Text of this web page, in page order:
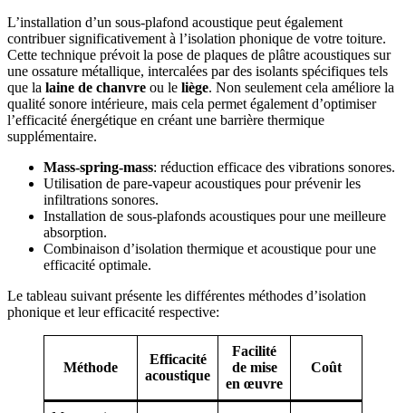
L’installation d’un sous-plafond acoustique peut également
contribuer significativement à l’isolation phonique de votre toiture.
Cette technique prévoit la pose de plaques de plâtre acoustiques sur
une ossature métallique, intercalées par des isolants spécifiques tels
que la laine de chanvre ou le liège. Non seulement cela améliore la
qualité sonore intérieure, mais cela permet également d’optimiser
l’efficacité énergétique en créant une barrière thermique
supplémentaire.
Mass-spring-mass: réduction efficace des vibrations sonores.
Utilisation de pare-vapeur acoustiques pour prévenir les
infiltrations sonores.
Installation de sous-plafonds acoustiques pour une meilleure
absorption.
Combinaison d’isolation thermique et acoustique pour une
efficacité optimale.
Le tableau suivant présente les différentes méthodes d’isolation
phonique et leur efficacité respective:
Méthode
Efficacité
acoustique
Facilité
de mise
en œuvre
Coût